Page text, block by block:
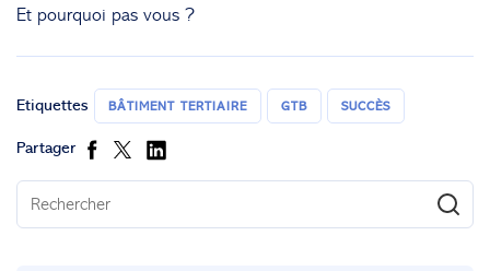
Et pourquoi pas vous ?
Etiquettes BÂTIMENT TERTIAIRE GTB SUCCÈS
Partager